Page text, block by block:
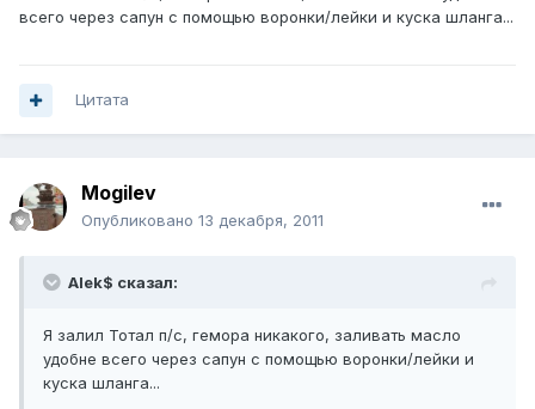
всего через сапун с помощью воронки/лейки и куска шланга...
Цитата
Mogilev
Опубликовано 13 декабря, 2011
Alek$ сказал:
Я залил Тотал п/с, гемора никакого, заливать масло
удобне всего через сапун с помощью воронки/лейки и
куска шланга...